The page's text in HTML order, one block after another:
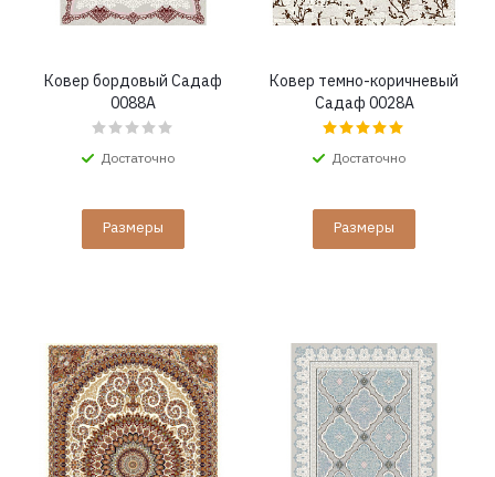
Ковер бордовый Садаф
0088A
Достаточно
Размеры
Ковер темно-коричневый
Садаф 0028A
Достаточно
Размеры